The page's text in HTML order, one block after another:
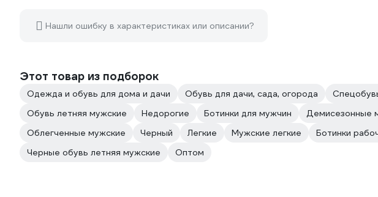
Нашли ошибку в характеристиках или описании?
Этот товар из подборок
Одежда и обувь для дома и дачи Обувь для дачи, сада, огорода
Обувь летняя мужские
Недорогие Ботинки для мужчин Демисезонные
Облегченные мужские
Черный Легкие Мужские легкие Ботинки
Черные обувь летняя мужские
Оптом